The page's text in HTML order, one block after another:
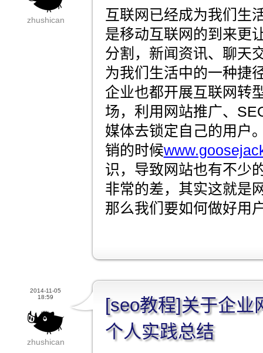
zhushican
互联网已经成为我们生
是移动互联网的到来更
分割，新闻资讯、聊天
为我们生活中的一种捷
企业也都开展互联网转
场，利用网站推广、
媒体去锁定自己的用户
销的时候
识，导致网站也有不少
非常的差，其实这就是
那么我们要如何做好用
2014-11-05
18:59
zhushican
[seo教程]关于企业
个人实践总结